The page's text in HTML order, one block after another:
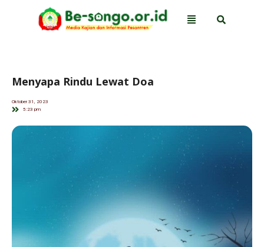
Menyapa Rindu Lewat Doa
Oktober 31, 2023
5:23 pm